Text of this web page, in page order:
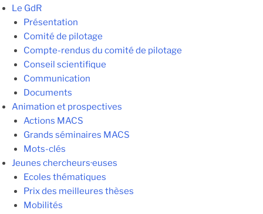
Le GdR
Présentation
Comité de pilotage
Compte-rendus du comité de pilotage
Conseil scientifique
Communication
Documents
Animation et prospectives
Actions MACS
Grands séminaires MACS
Mots-clés
Jeunes chercheurs·euses
Ecoles thématiques
Prix des meilleures thèses
Mobilités